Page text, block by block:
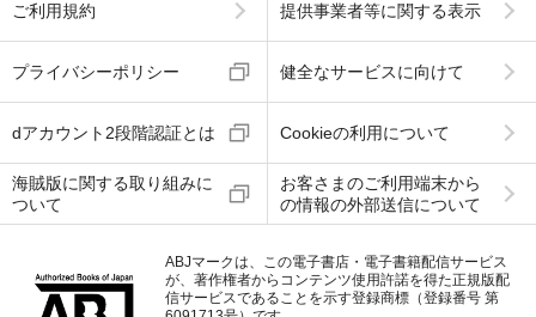
ご利用規約 提供事業者等に関する表示
プライバシーポリシー 健全なサービスに向けて
dアカウント2段階認証とは Cookieの利用について
海賊版に関する取り組みに
ついて
お客さまのご利用端末から
の情報の外部送信について
ABJマークは、この電子書店・電子書籍配信サービス
が、著作権者からコンテンツ使用許諾を得た正規版配
信サービスであることを示す登録商標（登録番号 第